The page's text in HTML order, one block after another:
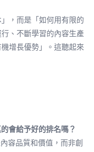
，而是「如何用有限的
、不斷學習的內容生產
增長優勢」。這聽起來
會給予好的排名嗎？
容品質和價值，而非創